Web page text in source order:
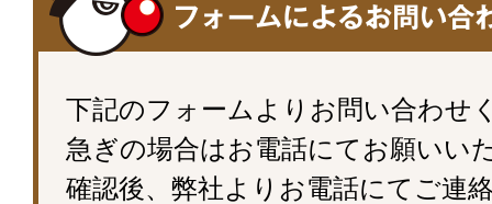
下記のフォームよりお問い合わせ
急ぎの場合はお電話にてお願いい
確認後、弊社よりお電話にてご連